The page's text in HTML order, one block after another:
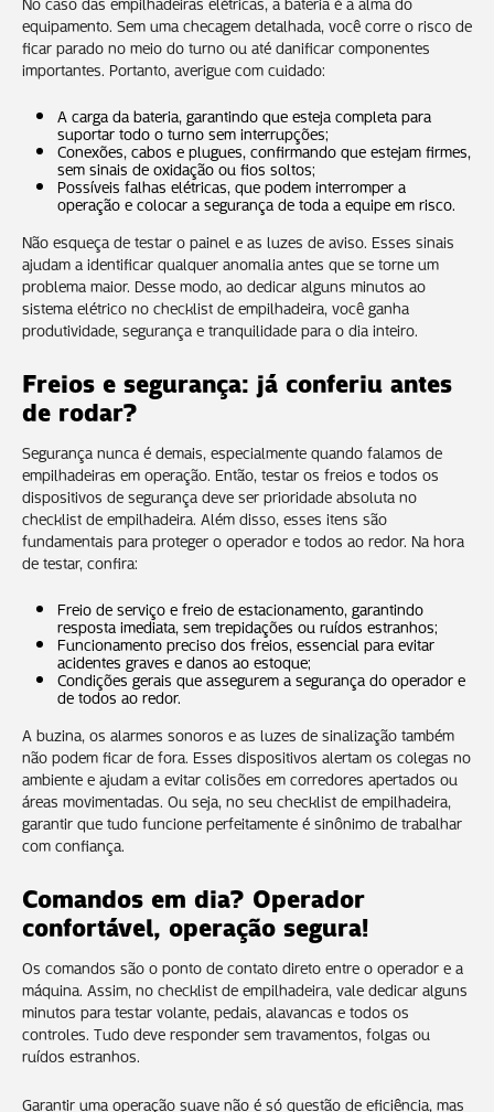
equipamento. Sem uma checagem detalhada, você corre o risco de
ficar parado no meio do turno ou até danificar componentes
importantes. Portanto, averigue com cuidado:
A carga da bateria, garantindo que esteja completa para
suportar todo o turno sem interrupções;
Conexões, cabos e plugues, confirmando que estejam firmes,
sem sinais de oxidação ou fios soltos;
Possíveis falhas elétricas, que podem interromper a
operação e colocar a segurança de toda a equipe em risco.
Não esqueça de testar o painel e as luzes de aviso. Esses sinais
ajudam a identificar qualquer anomalia antes que se torne um
problema maior. Desse modo, ao dedicar alguns minutos ao
sistema elétrico no checklist de empilhadeira, você ganha
produtividade, segurança e tranquilidade para o dia inteiro.
Freios e segurança: já conferiu antes
de rodar?
Segurança nunca é demais, especialmente quando falamos de
empilhadeiras em operação. Então, testar os freios e todos os
dispositivos de segurança deve ser prioridade absoluta no
checklist de empilhadeira. Além disso, esses itens são
fundamentais para proteger o operador e todos ao redor. Na hora
de testar, confira:
Freio de serviço e freio de estacionamento, garantindo
resposta imediata, sem trepidações ou ruídos estranhos;
Funcionamento preciso dos freios, essencial para evitar
acidentes graves e danos ao estoque;
Condições gerais que assegurem a segurança do operador e
de todos ao redor.
A buzina, os alarmes sonoros e as luzes de sinalização também
não podem ficar de fora. Esses dispositivos alertam os colegas no
ambiente e ajudam a evitar colisões em corredores apertados ou
áreas movimentadas. Ou seja, no seu checklist de empilhadeira,
garantir que tudo funcione perfeitamente é sinônimo de trabalhar
com confiança.
Comandos em dia? Operador
confortável, operação segura!
Os comandos são o ponto de contato direto entre o operador e a
máquina. Assim, no checklist de empilhadeira, vale dedicar alguns
minutos para testar volante, pedais, alavancas e todos os
controles. Tudo deve responder sem travamentos, folgas ou
ruídos estranhos.
Garantir uma operação suave não é só questão de eficiência, mas